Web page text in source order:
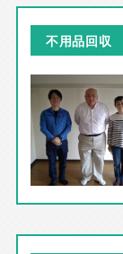
不用品回収